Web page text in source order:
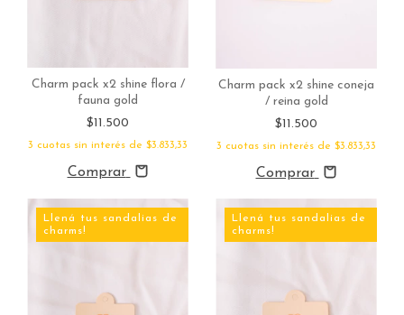
Charm pack x2 shine flora /
fauna gold
$11.500
3 cuotas sin interés de $3.833,33
Comprar
Charm pack x2 shine coneja
/ reina gold
$11.500
3 cuotas sin interés de $3.833,33
Comprar
Llená tus sandalias de
charms!
Llená tus sandalias de
charms!